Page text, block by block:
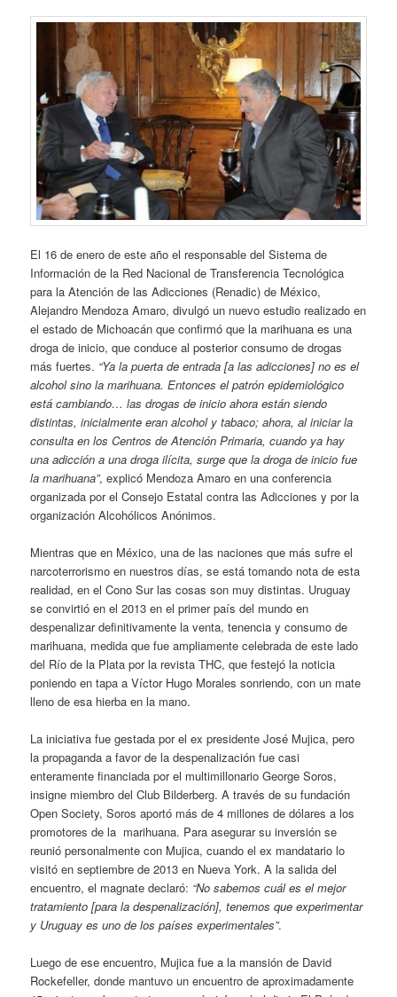
El 16 de enero de este año el responsable del Sistema de
Información de la Red Nacional de Transferencia Tecnológica
para la Atención de las Adicciones (Renadic) de México,
Alejandro Mendoza Amaro, divulgó un nuevo estudio realizado en
el estado de Michoacán que confirmó que la marihuana es una
droga de inicio, que conduce al posterior consumo de drogas
más fuertes. “Ya la puerta de entrada [a las adicciones] no es el
alcohol sino la marihuana. Entonces el patrón epidemiológico
está cambiando… las drogas de inicio ahora están siendo
distintas, inicialmente eran alcohol y tabaco; ahora, al iniciar la
consulta en los Centros deAtención Primaria, cuando ya hay
una adicción a una droga ilícita, surge que la droga de inicio fue
la marihuana”, explicó Mendoza Amaro en una conferencia
organizada por el Consejo Estatal contra las Adicciones y por la
organización Alcohólicos Anónimos.
Mientras que en México, una de las naciones que más sufre el
narcoterrorismo en nuestros días, se está tomando nota de esta
realidad, en el Cono Sur las cosas son muy distintas. Uruguay
se convirtió en el 2013 en el primer país del mundo en
despenalizar definitivamente la venta, tenencia y consumo de
marihuana, medida que fue ampliamente celebrada de este lado
del Río de la Plata por la revista THC, que festejó la noticia
poniendo en tapa a Víctor Hugo Morales sonriendo, con un mate
lleno de esa hierba en la mano.
La iniciativa fue gestada por el ex presidente José Mujica, pero
la propaganda a favor de la despenalización fue casi
enteramente financiada por el multimillonario George Soros,
insigne miembro del Club Bilderberg. A través de su fundación
Open Society, Soros aportó más de 4 millones de dólares a los
promotores de la marihuana. Para asegurar su inversión se
reunió personalmente con Mujica, cuando el ex mandatario lo
visitó en septiembre de 2013 en Nueva York. A la salida del
encuentro, el magnate declaró: “No sabemos cuál es el mejor
tratamiento [para la despenalización], tenemos que experimentar
y Uruguay es uno de lospaíses experimentales”.
Luego de ese encuentro, Mujica fue a la mansión de David
Rockefeller, donde mantuvo un encuentro de aproximadamente